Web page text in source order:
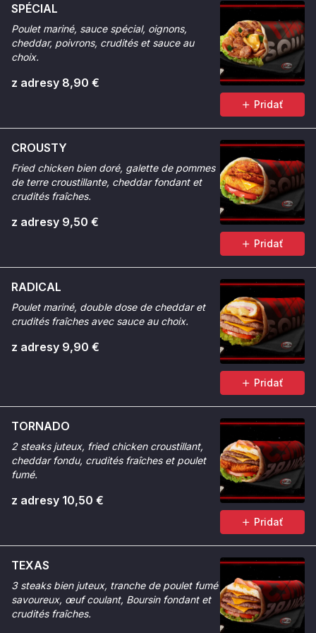
SPÉCIAL
Poulet mariné, sauce spécial, oignons,
cheddar, poivrons, crudités et sauce au
choix.
z adresy 8,90 €
Pridať
CROUSTY
Fried chicken bien doré, galette de pommes
de terre croustillante, cheddar fondant et
crudités fraîches.
z adresy 9,50 €
Pridať
RADICAL
Poulet mariné, double dose de cheddar et
crudités fraîches avec sauce au choix.
z adresy 9,90 €
Pridať
TORNADO
2 steaks juteux, fried chicken croustillant,
cheddar fondu, crudités fraîches et poulet
fumé.
z adresy 10,50 €
Pridať
TEXAS
3 steaks bien juteux, tranche de poulet fumé
savoureux, œuf coulant, Boursin fondant et
crudités fraîches.